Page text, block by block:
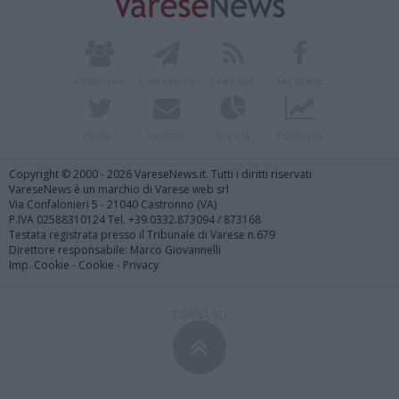
Copyright © 2000 - 2026 VareseNews.it. Tutti i diritti riservati
VareseNews è un marchio di Varese web srl
Via Confalonieri 5 - 21040 Castronno (VA)
P.IVA 02588310124 Tel. +39.0332.873094 / 873168
Testata registrata presso il Tribunale di Varese n.679
Direttore responsabile: Marco Giovannelli
Imp. Cookie - Cookie - Privacy